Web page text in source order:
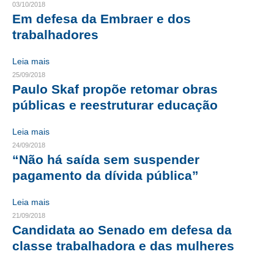
CRESCE BRASIL
CONSELHO TECNOLÓGICO
HISTÓRICO E ATUAÇÃO
COMPOSIÇÃO
CONSELHOS ASSESSORES
PERSONALIDADES DA TECNOLOGIA
NÚCLEO DA MULHER ENGENHEIRA
JURÍDICO
CONSULTORIA
03/10/2018
Em defesa da Embraer e dos
trabalhadores
Leia mais
25/09/2018
Paulo Skaf propõe retomar obras
públicas e reestruturar educação
Leia mais
24/09/2018
“Não há saída sem suspender
pagamento da dívida pública”
Leia mais
21/09/2018
Candidata ao Senado em defesa da
classe trabalhadora e das mulheres